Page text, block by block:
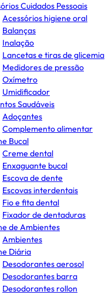
Cuidados Pessoais
Acessórios higiene oral
Balanças
Inalação
Lancetas e tiras de glicemia
Medidores de pressão
Oxímetro
Umidificador
Saudáveis
Adoçantes
Complemento alimentar
Bucal
Creme dental
Enxaguante bucal
Escova de dente
Escovas interdentais
Fio e fita dental
Fixador de dentaduras
de Ambientes
Ambientes
Diária
Desodorantes aerosol
Desodorantes barra
Desodorantes rollon